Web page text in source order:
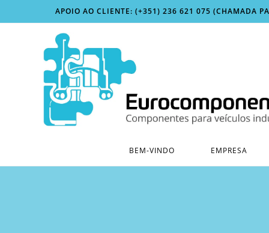
to
APOIO AO CLIENTE: (+351) 236 621 075 (CHAMADA
BEM-VINDO EMPRESA